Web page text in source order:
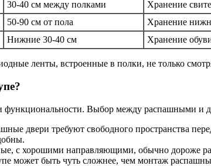
30-40 см между полками
Хранение
50-90 см от пола
Хранение
Нижние 30-40 см Хранение
ленты, встроенные в полки, не только
функциональности. Выбор между распашными и
двери требуют свободного пространства
с хорошими направляющими, обычно дороже
может быть чуть сложнее, чем монтаж